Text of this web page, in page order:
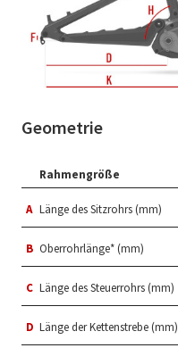
Geometrie
Rahmengröße
A Länge des Sitzrohrs (mm)
B Oberrohrlänge* (mm)
C Länge des Steuerrohrs (mm)
D Länge der Kettenstrebe (mm)